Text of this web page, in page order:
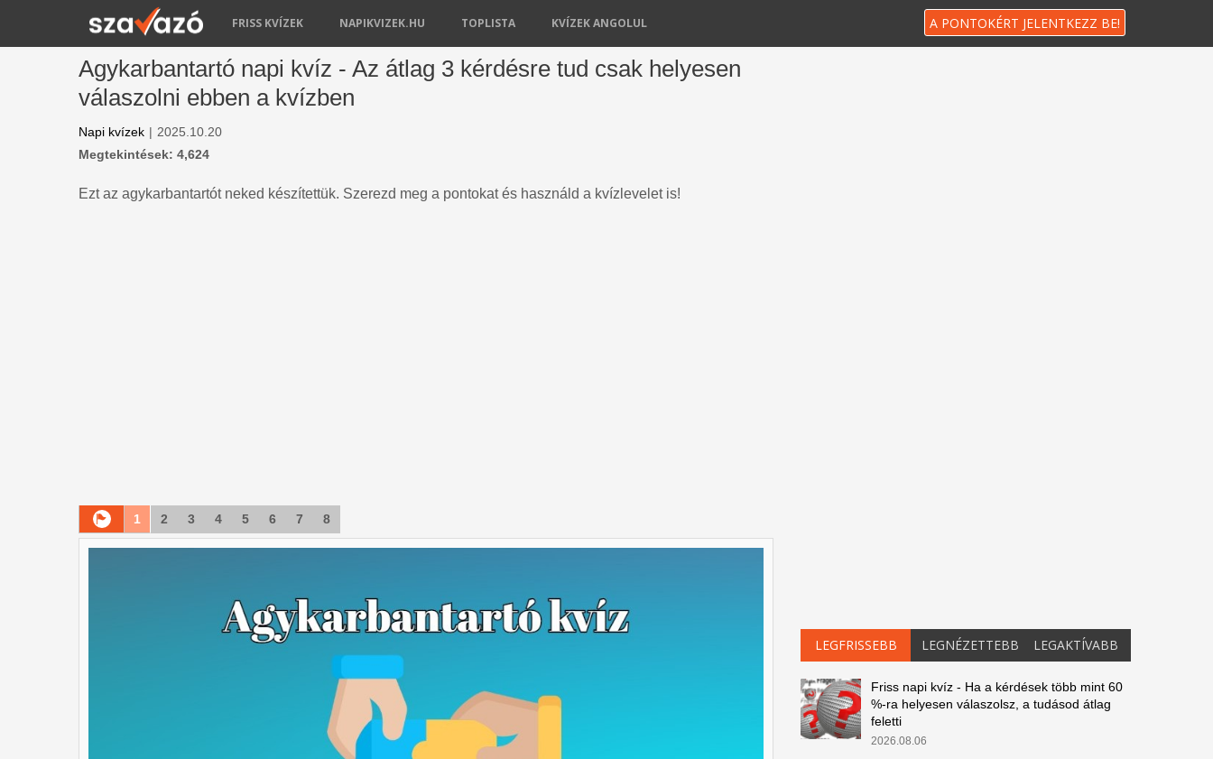
A PONTOKÉRT JELENTKEZZ BE!
FRISS KVÍZEK NAPIKVIZEK.HU TOPLISTA KVÍZEK ANGOLUL
Agykarbantartó napi kvíz - Az átlag 3 kérdésre tud csak helyesen
válaszolni ebben a kvízben
Napi kvízek | 2025.10.20
Megtekintések: 4,624
Ezt az agykarbantartót neked készítettük. Szerezd meg a pontokat és használd a kvízlevelet is!
1 2 3 4 5 6 7 8
LEGFRISSEBB LEGNÉZETTEBB LEGAKTÍVABB
Friss napi kvíz - Ha a kérdések több mint 60
%-ra helyesen válaszolsz, a tudásod átlag
feletti
2026.08.06